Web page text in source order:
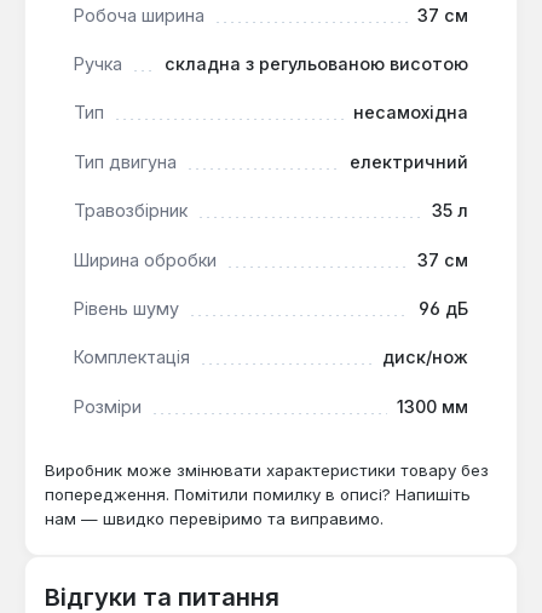
та якісний догляд за газоном.
травозбірника та наявність ручки для
обслуговування інструменту.
ELM3710 є відмінним вибором для власників
невеликих та середніх присадибних ділянок, дач
або територій біля будинку, де потрібен
регулярний догляд за газоном. Вона підходить для
в експлуатації, а також не потребує мульчування.
Робоча ширина 37 см
Ручка складна з регульованою висотою
Тип несамохідна
Тип двигуна електричний
Травозбірник 35 л
Ширина обробки 37 см
Рівень шуму 96 дБ
Комплектація диск/нож
Розміри 1300 мм
Виробник може змінювати характеристики товару без
попередження. Помітили помилку в описі? Напишіть
нам — швидко перевіримо та виправимо.
Відгуки та питання